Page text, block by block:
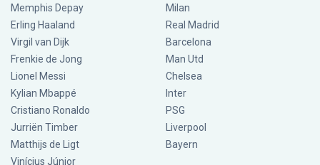
Memphis Depay
Erling Haaland
Virgil van Dijk
Frenkie de Jong
Lionel Messi
Kylian Mbappé
Cristiano Ronaldo
Jurriën Timber
Matthijs de Ligt
Vinícius Júnior
Milan
Real Madrid
Barcelona
Man Utd
Chelsea
Inter
PSG
Liverpool
Bayern